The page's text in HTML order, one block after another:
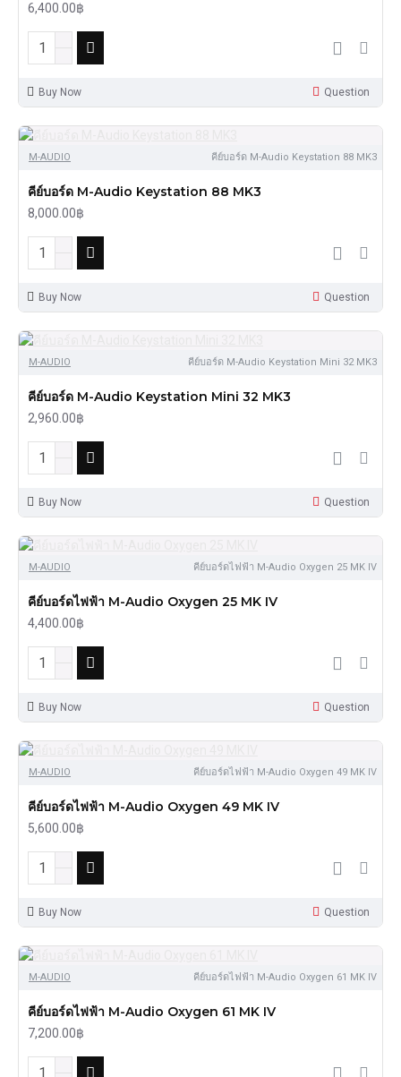
6,400.00฿
Buy Now Question
M-AUDIO คีย์บอร์ด M-Audio Keystation 88 MK3
คีย์บอร์ด M-Audio Keystation 88 MK3
8,000.00฿
Buy Now Question
M-AUDIO คีย์บอร์ด M-Audio Keystation Mini 32 MK3
คีย์บอร์ด M-Audio Keystation Mini 32 MK3
2,960.00฿
Buy Now Question
M-AUDIO คีย์บอร์ดไฟฟ้า M-Audio Oxygen 25 MK IV
คีย์บอร์ดไฟฟ้า M-Audio Oxygen 25 MK IV
4,400.00฿
Buy Now Question
M-AUDIO คีย์บอร์ดไฟฟ้า M-Audio Oxygen 49 MK IV
คีย์บอร์ดไฟฟ้า M-Audio Oxygen 49 MK IV
5,600.00฿
Buy Now Question
M-AUDIO คีย์บอร์ดไฟฟ้า M-Audio Oxygen 61 MK IV
คีย์บอร์ดไฟฟ้า M-Audio Oxygen 61 MK IV
7,200.00฿